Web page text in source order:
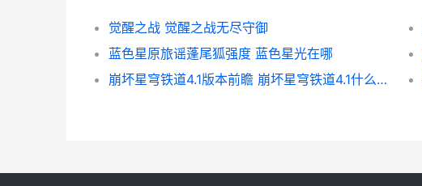
觉醒之战 觉醒之战无尽守御
蓝色星原旅谣蓬尾狐强度 蓝色星光在哪
崩坏星穹铁道4.1版本前瞻 崩坏星穹铁道4.1什么时候上线